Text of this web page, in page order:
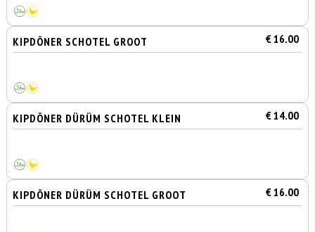
KIPDÖNER SCHOTEL GROOT € 16.00
KIPDÖNER DÜRÜM SCHOTEL KLEIN € 14.00
KIPDÖNER DÜRÜM SCHOTEL GROOT € 16.00